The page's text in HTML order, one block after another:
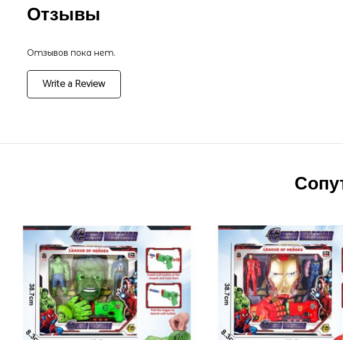
Отзывы
Отзывов пока нет.
Write a Review